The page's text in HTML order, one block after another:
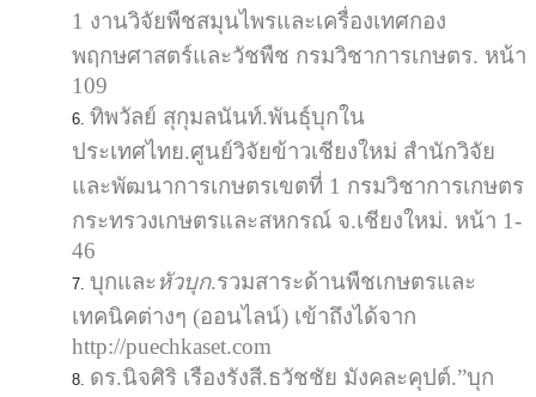
1 งานวิจัยพืชสมุนไพรและเครื่องเทศกอง
พฤกษศาสตร์และวัชพืช กรมวิชาการเกษตร. หน้า
109
ทิพวัลย์ สุกุมลนันท์.พันธุ์บุกใน
ประเทศไทย.ศูนย์วิจัยข้าวเชียงใหม่ สำนักวิจัย
และพัฒนาการเกษตรเขตที่ 1 กรมวิชาการเกษตร
กระทรวงเกษตรและสหกรณ์ จ.เชียงใหม่. หน้า 1-
46
บุกและ หัวบุก.รวมสาระด้านพืชเกษตรและ
เทคนิคต่างๆ (ออนไลน์) เข้าถึงได้จาก
http://puechkaset.com
ดร.นิจศิริ เรืองรังสี.ธวัชชัย มังคละคุปต์.”บุก